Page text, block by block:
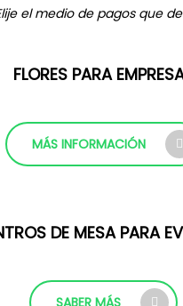
el medio de pagos que
FLORES PARA
MÁS INFORMACIÓN
DE MESA PARA